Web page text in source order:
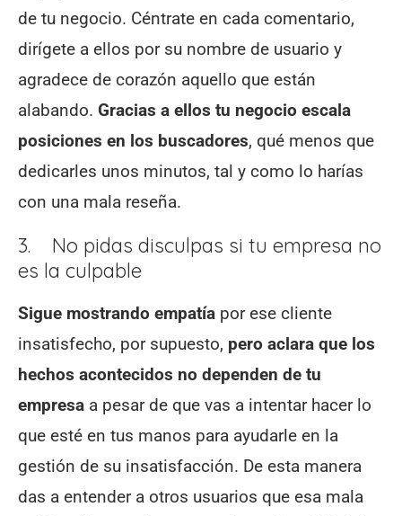
de tu negocio. Céntrate en cada comentario,
dirígete a ellos por su nombre de usuario y
agradece de corazón aquello que están
alabando. Gracias a ellos tu negocio escala
posiciones en los buscadores, qué menos que
dedicarles unos minutos, tal y como lo harías
con una mala reseña.
3. No pidas disculpas si tu empresa no
es la culpable
Sigue mostrando empatía por ese cliente
insatisfecho, por supuesto, pero aclara que los
hechos acontecidos no dependen de tu
empresa a pesar de que vas a intentar hacer lo
que esté en tus manos para ayudarle en la
gestión de su insatisfacción. De esta manera
das a entender a otros usuarios que esa mala